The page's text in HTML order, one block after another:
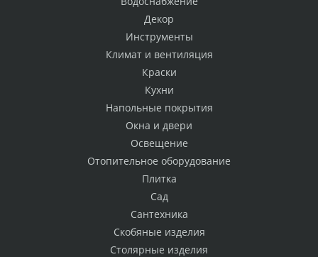
Декор
Инструменты
Климат и вентиляция
Краски
Кухни
Напольные покрытия
Окна и двери
Освещение
Отопительное оборудование
Плитка
Сад
Сантехника
Скобяные изделия
Столярные изделия